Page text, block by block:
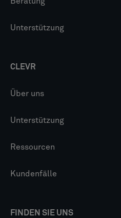
Unterstützung
CLEVR
Über uns
Unterstützung
Ressourcen
Kundenfälle
FINDEN SIE UNS